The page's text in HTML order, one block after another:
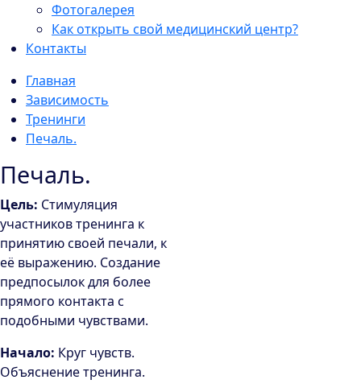
Фотогалерея
Как открыть свой медицинский центр?
Контакты
Главная
Зависимость
Тренинги
Печаль.
Печаль.
Цель: Стимуляция
участников тренинга к
принятию своей печали, к
её выражению. Создание
предпосылок для более
прямого контакта с
подобными чувствами.
Начало: Круг чувств.
Объяснение тренинга.